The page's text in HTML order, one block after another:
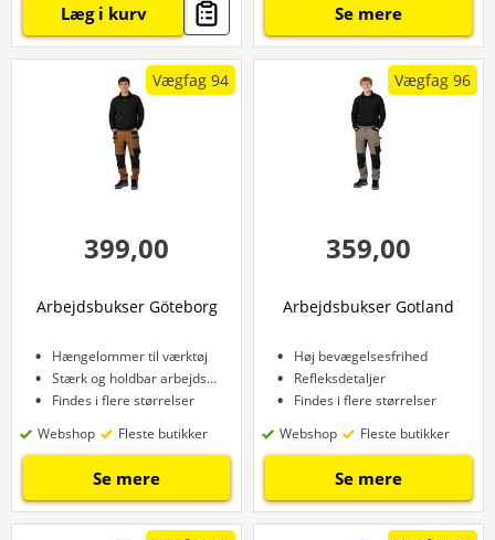
Læg i kurv Se mere
Vægfag 94
399,00
Arbejdsbukser Göteborg
Hængelommer til værktøj
Stærk og holdbar arbejdsbuks
Findes i flere størrelser
Webshop
Fleste butikker
Se mere
Vægfag 96
359,00
Arbejdsbukser Gotland
Høj bevægelsesfrihed
Refleksdetaljer
Findes i flere størrelser
Webshop
Fleste butikker
Se mere